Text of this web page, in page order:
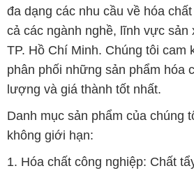
đa dạng các nhu cầu về hóa
cả các ngành nghề, lĩnh vực sản
TP. Hồ Chí Minh. Chúng tôi cam
phân phối những sản phẩm hóa
lượng và giá thành tốt nhất.
Danh mục sản phẩm của chúng
không giới hạn:
1. Hóa chất công nghiệp: Chất